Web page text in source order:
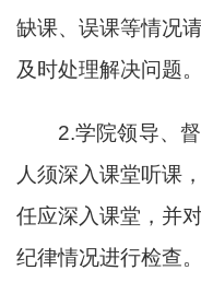
缺课、误课等情况
及时处理解决问题。
2.学院领导、
人须深入课堂听课 ，
任应深入课堂，并
纪律情况进行检查。